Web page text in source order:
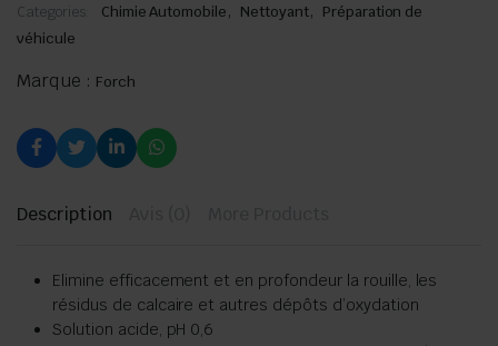
Categories: Chimie Automobile, Nettoyant, Préparation de
véhicule
Marque : Forch
Description
Elimine efficacement et en profondeur la rouille, les
résidus de calcaire et autres dépôts d’oxydation
Solution acide, pH 0,6